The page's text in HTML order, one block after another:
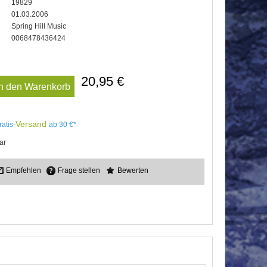
19829
01.03.2006
Spring Hill Music
0068478436424
den Warenkorb 20,95 €
Versand ab 30 €*
Empfehlen Frage stellen Bewerten